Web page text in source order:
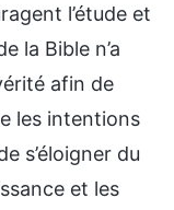
l’étude et
la Bible n’a
afin de
les intentions
s’éloigner du
et les